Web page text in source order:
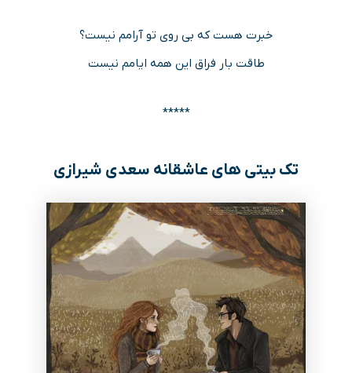
خبرت هست که بی روی تو آرامم نیست؟
طاقت بار فراق این همه ایامم نیست
*****
تک بیتی های عاشقانه سعدی شیرازی